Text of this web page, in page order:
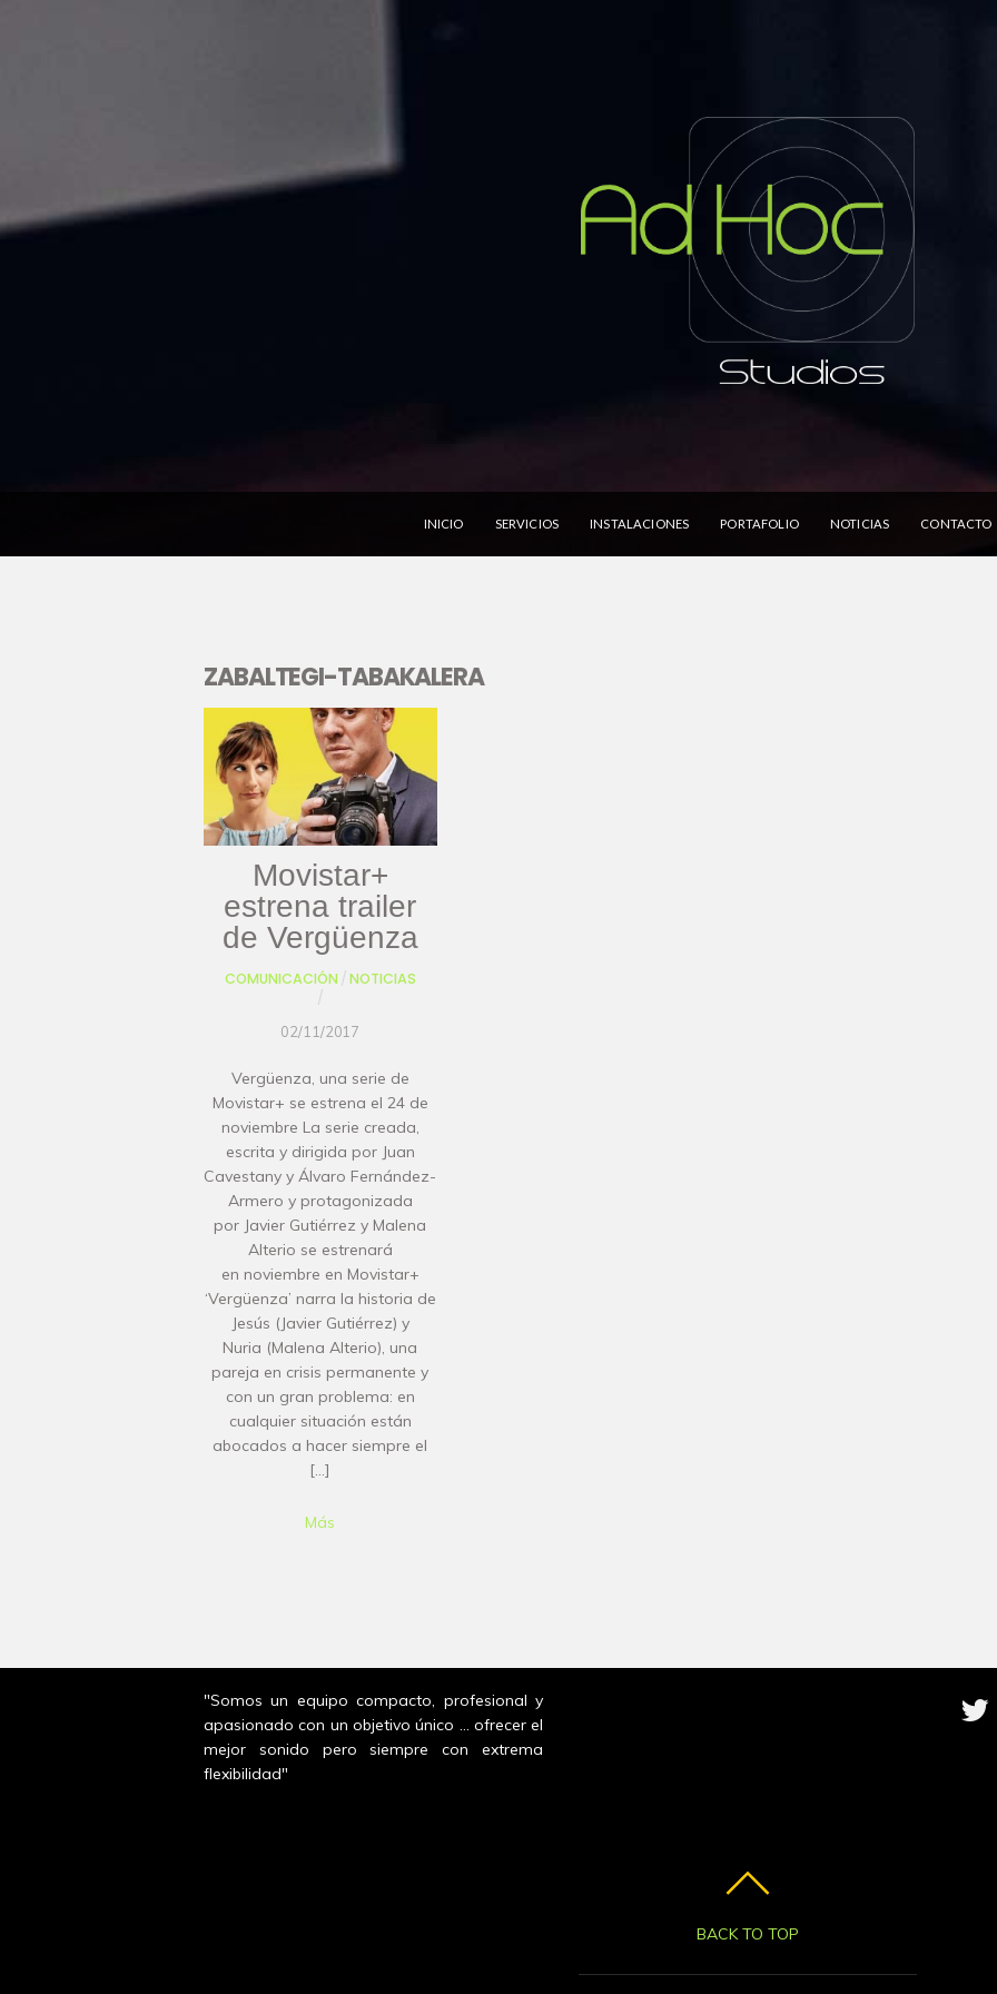
INICIO SERVICIOS INSTALACIONES PORTAFOLIO NOTICIAS CONTACTO
ZABALTEGI-TABAKALERA
Movistar+
estrena trailer
de Vergüenza
COMUNICACIÓN /NOTICIAS
/
02/11/2017
Vergüenza, una serie de
Movistar+ se estrena el 24 de
noviembre La serie creada,
escrita y dirigida por Juan
Cavestany y Álvaro Fernández-
Armero y protagonizada
por Javier Gutiérrez y Malena
Alterio se estrenará
en noviembre en Movistar+
‘Vergüenza’ narra la historia de
Jesús (Javier Gutiérrez) y
Nuria (Malena Alterio), una
pareja en crisis permanente y
con un gran problema: en
cualquier situación están
abocados a hacer siempre el
[…]
Más
"Somos un equipo compacto, profesional y
apasionado con un objetivo único ... ofrecer el
mejor sonido pero siempre con extrema
flexibilidad"
BACK TO TOP